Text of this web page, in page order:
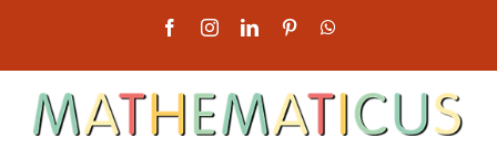
contenuto
FacebookInstagramLinkedInPinterest